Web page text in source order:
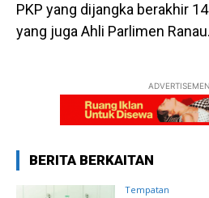
PKP yang dijangka berakhir
yang juga Ahli Parlimen
BERITA BERKAITAN
Tempatan